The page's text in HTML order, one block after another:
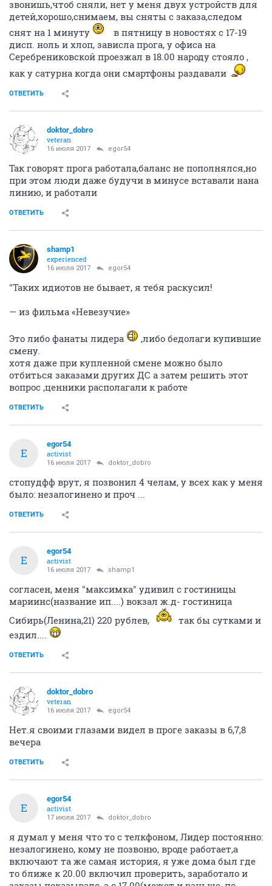
звонишь,чтоб сняли, нет у меня двух устройств для
детей,хорошо,снимаем, вы сняты с заказа,следом
снят на 1 минуту
в пятницу в новостях с 17-19
дисп. ноль и хлоп, зависла прога, у офиса на
Серебрениковской проезжал в 18.00 народу стояло ,
как у сатурна когда они смартфоны раздавали
ОТВЕТИТЬ
doktor_dobro
veteran
16 июля 2017 egor54
Так говорят прога работала,баланс не пополнялся,но
при этом люди даже будучи в минусе вставали нана
линию, и работали
ОТВЕТИТЬ
shamp1
experienced
16 июля 2017 egor54
"Таких идиотов не бывает, я тебя раскусил!
— из фильма «Невезучие»
Это либо фанаты лидера
,либо бедолаги купившие
смену.
хотя даже при купленной смене можно было
отбиться заказами других ДС а затем решить этот
вопрос ,ценники располагали к работе
ОТВЕТИТЬ
E
egor54
activist
16 июля 2017 doktor_dobro
стопудфф врут, я позвонил 4 челам, у всех как у меня
было: незалогинено и проч ...
ОТВЕТИТЬ
E
egor54
activist
16 июля 2017 shamp1
согласен, меня "максимка" удивил с гостиницы
мариинс(название ип....) вокзал ж.д- гостиница
Сибирь(Ленина,21) 220 рублев,
так бы сутками и
ездил....
ОТВЕТИТЬ
doktor_dobro
veteran
16 июля 2017 egor54
Нет.я своими глазами видел в проге заказы в 6,7,8
вечера
ОТВЕТИТЬ
E
egor54
activist
17 июля 2017 doktor_dobro
я думал у меня что то с телкфоном, Лидер постоянно:
незалогинено, кому не позвоню, вроде работает,а
включают та же самая история, я уже дома был где
то ближе к 20.00 включил проверить, заработало и